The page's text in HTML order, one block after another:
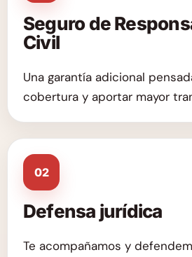
Seguro de
Civil
Una garantía adicional
cobertura y aportar mayor
02
Defensa jurídica
Te acompañamos y